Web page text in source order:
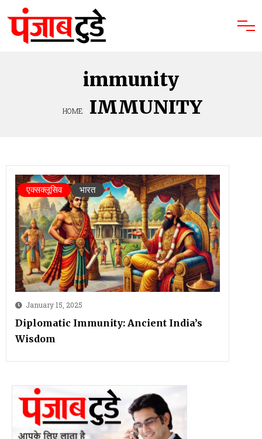
immunity
HOME IMMUNITY
January 15, 2025
Diplomatic Immunity: Ancient India’s
Wisdom
एक्सक्लूसिव भारत